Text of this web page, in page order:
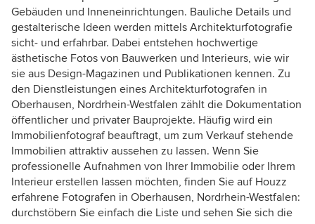
Gebäuden und Inneneinrichtungen. Bauliche Details und
gestalterische Ideen werden mittels Architekturfotografie
sicht- und erfahrbar. Dabei entstehen hochwertige
ästhetische Fotos von Bauwerken und Interieurs, wie wir
sie aus Design-Magazinen und Publikationen kennen. Zu
den Dienstleistungen eines Architekturfotografen in
Oberhausen, Nordrhein-Westfalen zählt die Dokumentation
öffentlicher und privater Bauprojekte. Häufig wird ein
Immobilienfotograf beauftragt, um zum Verkauf stehende
Immobilien attraktiv aussehen zu lassen. Wenn Sie
professionelle Aufnahmen von Ihrer Immobilie oder Ihrem
Interieur erstellen lassen möchten, finden Sie auf Houzz
erfahrene Fotografen in Oberhausen, Nordrhein-Westfalen:
durchstöbern Sie einfach die Liste und sehen Sie sich die